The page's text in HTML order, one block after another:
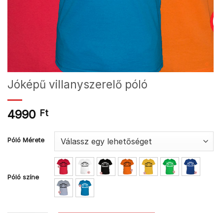
Jóképű villanyszerelő póló
4990 Ft
Póló Mérete
Póló színe